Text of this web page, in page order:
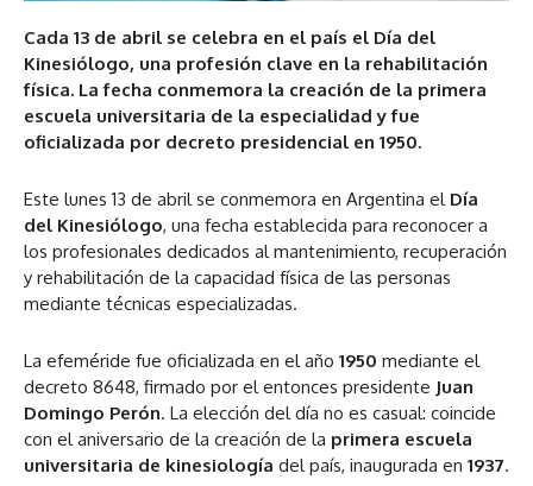
Cada 13 de abril se celebra en el país el Día del
Kinesiólogo, una profesión clave en la rehabilitación
física. La fecha conmemora la creación de la primera
escuela universitaria de la especialidad y fue
oficializada por decreto presidencial en 1950.
Este lunes 13 de abril se conmemora en Argentina el Día
del Kinesiólogo, una fecha establecida para reconocer a
los profesionales dedicados al mantenimiento, recuperación
y rehabilitación de la capacidad física de las personas
mediante técnicas especializadas.
La efeméride fue oficializada en el año 1950 mediante el
decreto 8648, firmado por el entonces presidente Juan
Domingo Perón. La elección del día no es casual: coincide
con el aniversario de la creación de la primera escuela
universitaria de kinesiología del país, inaugurada en 1937.